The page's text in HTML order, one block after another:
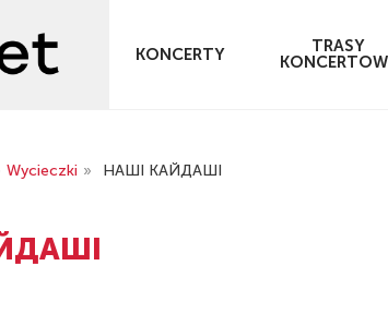
KONCERTY
TRASY
Wycieczki » НАШІ КАЙДАШІ